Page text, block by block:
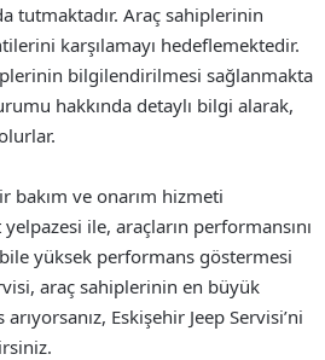
tutmaktadır. Araç sahiplerinin
karşılamayı hedeflemektedir.
bilgilendirilmesi sağlanmakta
hakkında detaylı bilgi alarak,
bakım ve onarım hizmeti
ile, araçların performansını
yüksek performans göstermesi
araç sahiplerinin en büyük
Eskişehir Jeep Servisi’ni